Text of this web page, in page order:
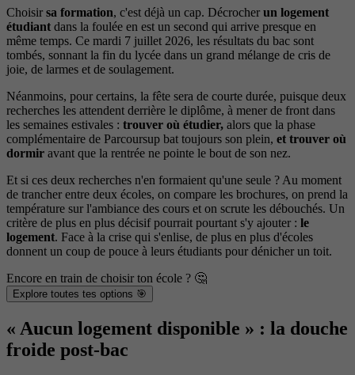
Choisir sa formation, c'est déjà un cap. Décrocher un logement
étudiant dans la foulée en est un second qui arrive presque en
même temps. Ce mardi 7 juillet 2026, les résultats du bac sont
tombés, sonnant la fin du lycée dans un grand mélange de cris de
joie, de larmes et de soulagement.
Néanmoins, pour certains, la fête sera de courte durée, puisque deux
recherches les attendent derrière le diplôme, à mener de front dans
les semaines estivales : trouver où étudier, alors que la phase
complémentaire de Parcoursup bat toujours son plein, et trouver où
dormir avant que la rentrée ne pointe le bout de son nez.
Et si ces deux recherches n'en formaient qu'une seule ? Au moment
de trancher entre deux écoles, on compare les brochures, on prend la
température sur l'ambiance des cours et on scrute les débouchés. Un
critère de plus en plus décisif pourrait pourtant s'y ajouter : le
logement. Face à la crise qui s'enlise, de plus en plus d'écoles
donnent un coup de pouce à leurs étudiants pour dénicher un toit.
Encore en train de choisir ton école ? 🤔
Explore toutes tes options 🎯
« Aucun logement disponible » : la douche
froide post-bac